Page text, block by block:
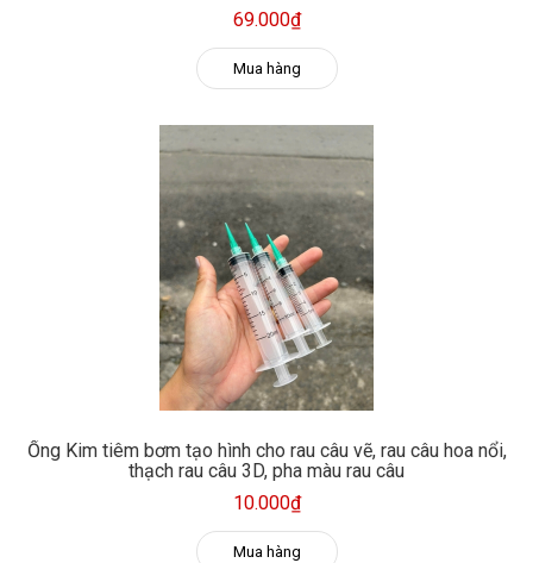
69.000₫
Mua hàng
Ống Kim tiêm bơm tạo hình cho rau câu vẽ, rau câu hoa nổi,
thạch rau câu 3D, pha màu rau câu
10.000₫
Mua hàng